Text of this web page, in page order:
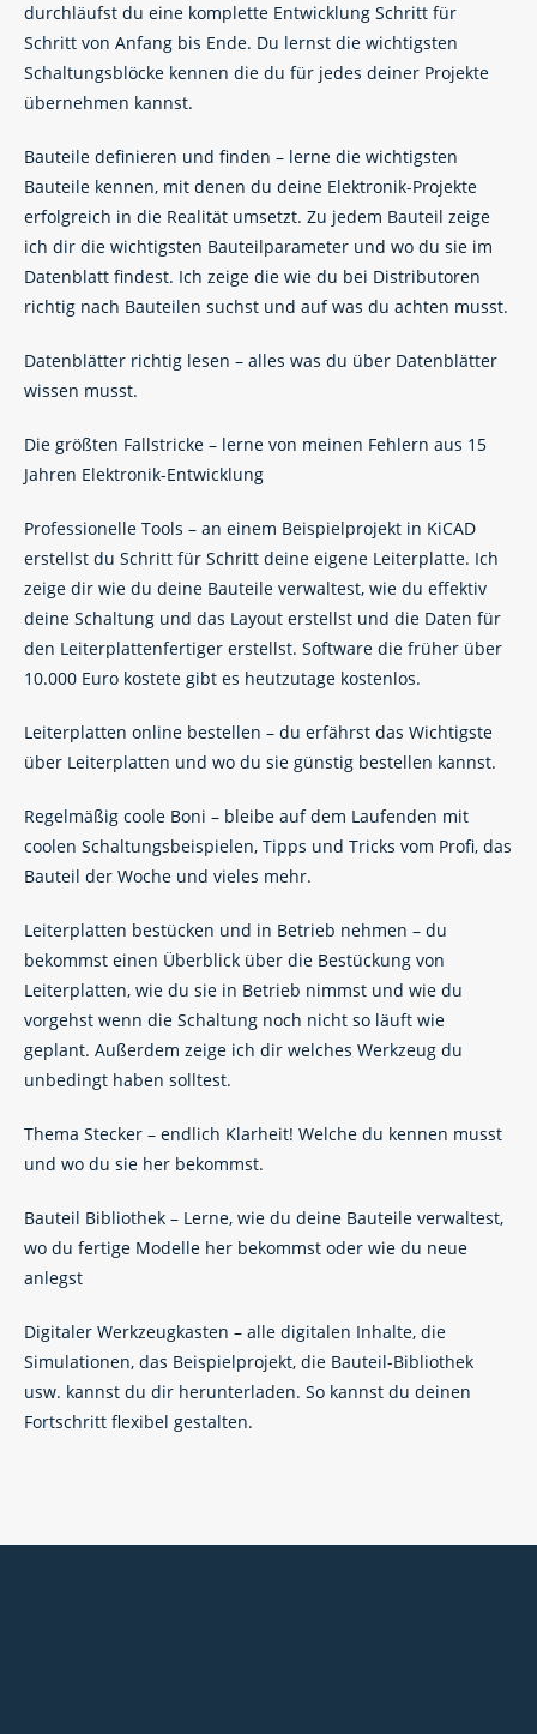
durchläufst du eine komplette Entwicklung Schritt für
Schritt von Anfang bis Ende. Du lernst die wichtigsten
Schaltungsblöcke kennen die du für jedes deiner Projekte
übernehmen kannst.
Bauteile definieren und finden – lerne die wichtigsten
Bauteile kennen, mit denen du deine Elektronik-Projekte
erfolgreich in die Realität umsetzt. Zu jedem Bauteil zeige
ich dir die wichtigsten Bauteilparameter und wo du sie im
Datenblatt findest. Ich zeige die wie du bei Distributoren
richtig nach Bauteilen suchst und auf was du achten musst.
Datenblätter richtig lesen – alles was du über Datenblätter
wissen musst.
Die größten Fallstricke – lerne von meinen Fehlern aus 15
Jahren Elektronik-Entwicklung
Professionelle Tools – an einem Beispielprojekt in KiCAD
erstellst du Schritt für Schritt deine eigene Leiterplatte. Ich
zeige dir wie du deine Bauteile verwaltest, wie du effektiv
deine Schaltung und das Layout erstellst und die Daten für
den Leiterplattenfertiger erstellst. Software die früher über
10.000 Euro kostete gibt es heutzutage kostenlos.
Leiterplatten online bestellen – du erfährst das Wichtigste
über Leiterplatten und wo du sie günstig bestellen kannst.
Regelmäßig coole Boni – bleibe auf dem Laufenden mit
coolen Schaltungsbeispielen, Tipps und Tricks vom Profi, das
Bauteil der Woche und vieles mehr.
Leiterplatten bestücken und in Betrieb nehmen – du
bekommst einen Überblick über die Bestückung von
Leiterplatten, wie du sie in Betrieb nimmst und wie du
vorgehst wenn die Schaltung noch nicht so läuft wie
geplant. Außerdem zeige ich dir welches Werkzeug du
unbedingt haben solltest.
Thema Stecker – endlich Klarheit! Welche du kennen musst
und wo du sie her bekommst.
Bauteil Bibliothek – Lerne, wie du deine Bauteile verwaltest,
wo du fertige Modelle her bekommst oder wie du neue
anlegst
Digitaler Werkzeugkasten – alle digitalen Inhalte, die
Simulationen, das Beispielprojekt, die Bauteil-Bibliothek
usw. kannst du dir herunterladen. So kannst du deinen
Fortschritt flexibel gestalten.